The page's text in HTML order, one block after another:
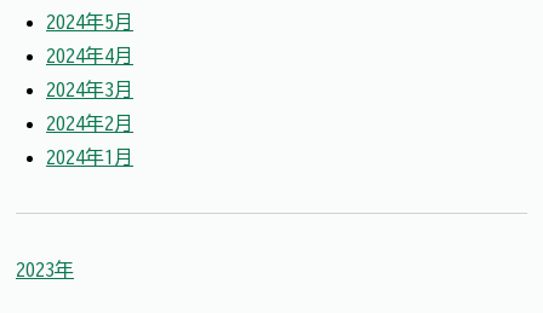
2024年5月
2024年4月
2024年3月
2024年2月
2024年1月
2023年